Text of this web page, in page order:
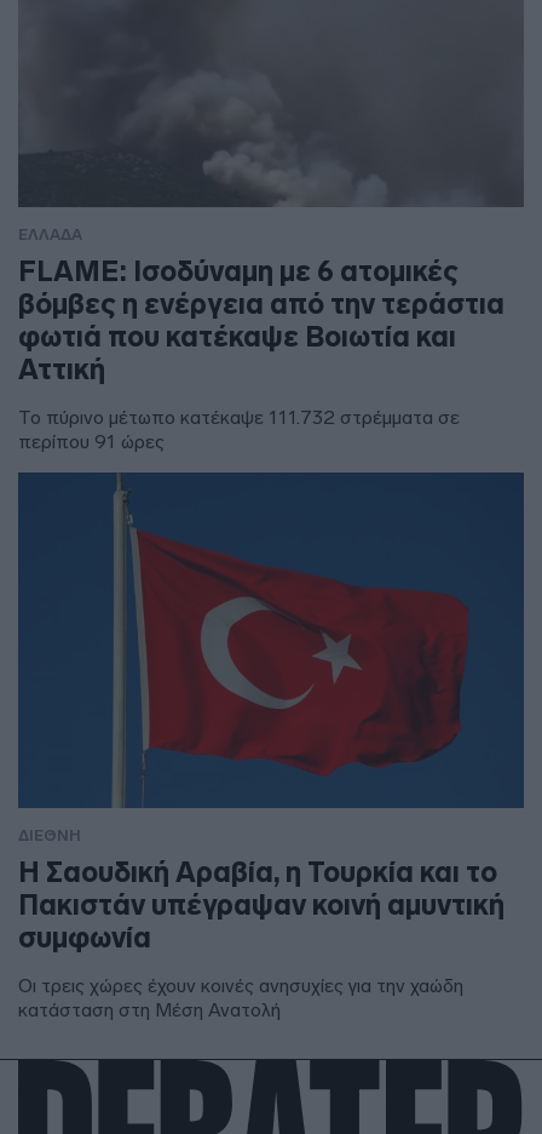
ΕΛΛΑΔΑ
FLAME: Ισοδύναμη με 6 ατομικές
βόμβες η ενέργεια από την τεράστια
φωτιά που κατέκαψε Βοιωτία και
Αττική
Το πύρινο μέτωπο κατέκαψε 111.732 στρέμματα σε
περίπου 91 ώρες
ΔΙΕΘΝΗ
Η Σαουδική Αραβία, η Τουρκία και το
Πακιστάν υπέγραψαν κοινή αμυντική
συμφωνία
Οι τρεις χώρες έχουν κοινές ανησυχίες για την χαώδη
κατάσταση στη Μέση Ανατολή